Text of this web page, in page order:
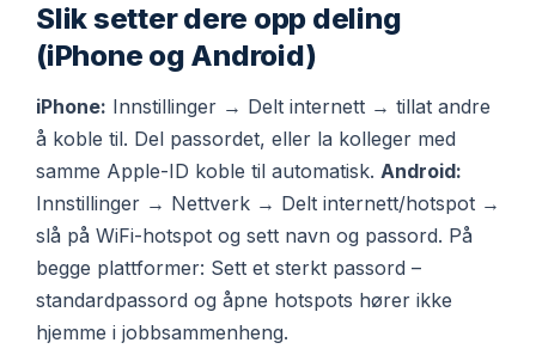
Slik setter dere opp deling
(iPhone og Android)
iPhone: Innstillinger → Delt internett → tillat andre
å koble til. Del passordet, eller la kolleger med
samme Apple-ID koble til automatisk. Android:
Innstillinger → Nettverk → Delt internett/hotspot →
slå på WiFi-hotspot og sett navn og passord. På
begge plattformer: Sett et sterkt passord –
standardpassord og åpne hotspots hører ikke
hjemme i jobbsammenheng.